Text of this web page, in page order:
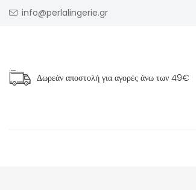
info@perlalingerie.gr
Δωρεάν αποστολή για αγορές άνω των 49€